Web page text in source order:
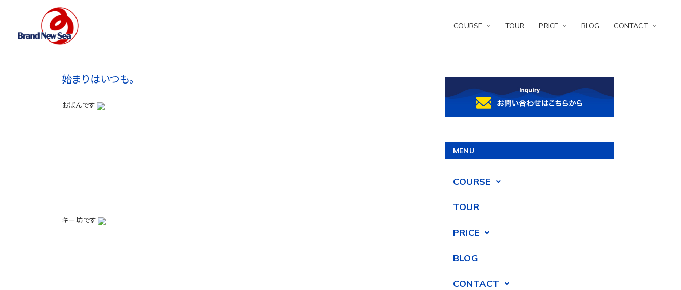
COURSE TOUR PRICE BLOG CONTACT
始まりはいつも。
おばんです
キー坊です
MENU
COURSE
TOUR
PRICE
BLOG
CONTACT